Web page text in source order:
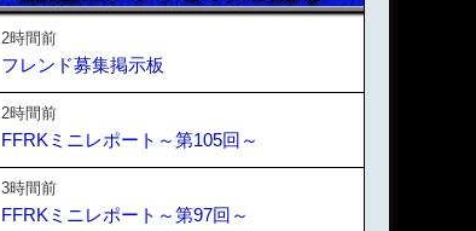
2時間前
フレンド募集掲示板
2時間前
FFRKミニレポート～第105回～
3時間前
FFRKミニレポート～第97回～